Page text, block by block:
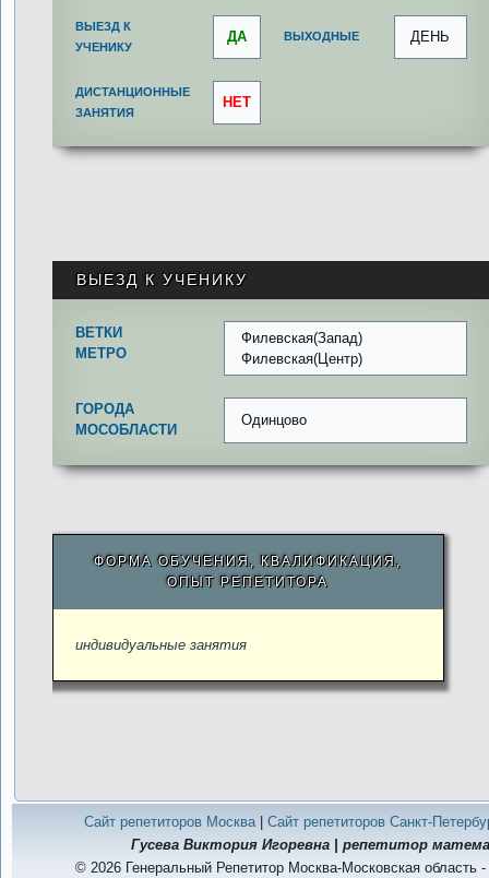
ВЫЕЗД К
УЧЕНИКУ
ДА ВЫХОДНЫЕ ДЕНЬ
ДИСТАНЦИОННЫЕ
ЗАНЯТИЯ
НЕТ
ВЫЕЗД К УЧЕНИКУ
ВЕТКИ
МЕТРО
Филевская(Запад)
Филевская(Центр)
ГОРОДА
МОСОБЛАСТИ
Одинцово
ФОРМА ОБУЧЕНИЯ, КВАЛИФИКАЦИЯ,
ОПЫТ РЕПЕТИТОРА
индивидуальные занятия
Сайт репетиторов Москва| Сайт репетиторов Санкт-
Гусева Виктория Игоревна | репетитор
© 2026 Генеральный Репетитор Москва-Московская область